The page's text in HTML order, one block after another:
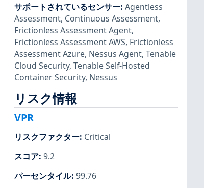
サポートされているセンサー: Agentless
Assessment, Continuous Assessment,
Frictionless Assessment Agent,
Frictionless Assessment AWS, Frictionless
Assessment Azure, Nessus Agent, Tenable
Cloud Security, Tenable Self-Hosted
Container Security, Nessus
リスク情報
VPR
リスクファクター: Critical
スコア: 9.2
パーセンタイル: 99.76